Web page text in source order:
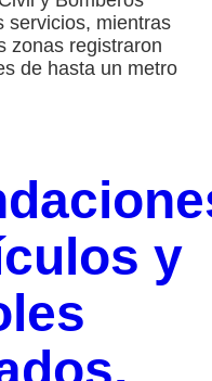
servicios, mientras
zonas registraron
de hasta un metro
y